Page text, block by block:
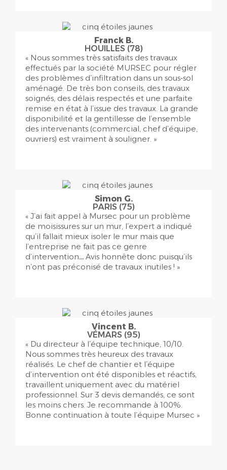
Franck B.
HOUILLES (78)
« Nous sommes très satisfaits des travaux
effectués par la société MURSEC pour régler
des problèmes d’infiltration dans un sous-sol
aménagé. De très bon conseils, des travaux
soignés, des délais respectés et une parfaite
remise en état à l’issue des travaux. La grande
disponibilité et la gentillesse de l’ensemble
des intervenants (commercial, chef d’équipe,
ouvriers) est vraiment à souligner. »
Simon G.
PARIS (75)
« J’ai fait appel à Mursec pour un problème
de moisissures sur un mur, l’expert a indiqué
qu’il fallait mieux isoler le mur mais que
l’entreprise ne fait pas ce genre
d’intervention… Avis honnête donc puisqu’ils
n’ont pas préconisé de travaux inutiles ! »
Vincent B.
VÉMARS (95)
« Du directeur à l’équipe technique, 10/10.
Nous sommes très heureux des travaux
réalisés. Le chef de chantier et l’équipe
d’intervention ont été disponibles et réactifs,
travaillent uniquement avec du matériel
professionnel. Sur 3 devis demandés, ce sont
les moins chers. Je recommande à 100%.
Bonne continuation à toute l’équipe Mursec »